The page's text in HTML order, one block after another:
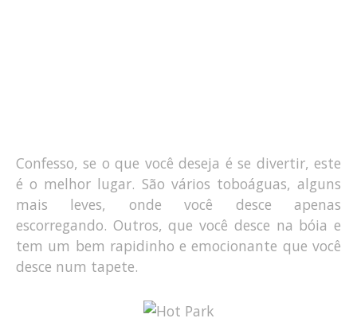
Confesso, se o que você deseja é se divertir, este
é o melhor lugar. São vários toboáguas, alguns
mais leves, onde você desce apenas
escorregando. Outros, que você desce na bóia e
tem um bem rapidinho e emocionante que você
desce num tapete.